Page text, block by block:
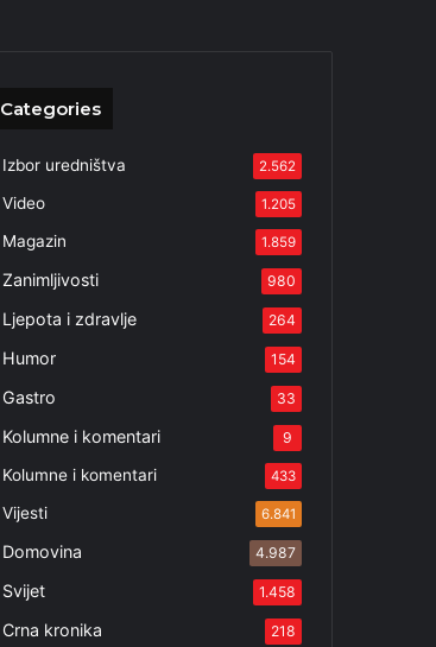
Categories
Izbor uredništva 2.562
Video 1.205
Magazin 1.859
Zanimljivosti 980
Ljepota i zdravlje 264
Humor 154
Gastro 33
Kolumne i komentari 9
Kolumne i komentari 433
Vijesti 6.841
Domovina 4.987
Svijet 1.458
Crna kronika 218